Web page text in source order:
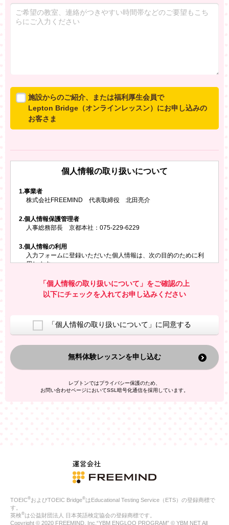
施設からのご紹介、または福利厚生会員で
Lepton Bridge（オンラインレッスン）にお申し込みの
お客さま
いいたします。
※ご兄弟姉妹など複数でお申し込みの場合、お一人ず
所属施設名・会員番号またはクーポンコード
所属施設名
会員番号またはクーポンコード
個人情報の取り扱いについて
1.事業者
株式会社FREEMIND 代表取締役 北田亮介
2.個人情報保護管理者
人事総務部長 京都本社：075-229-6229
3.個人情報の利用
入力フォームに登録いただいた個人情報は、次の目的のために利
用します。
お問い合わせにお答えするため
レプトンのキャンペーンや新商品（新サービス）、新規開講教
室等をご案内するため
換した上で、広告・宣伝・販売促進活動に役立てること
上記の利用目的のために第三者へ提供すること
なお、この利用目的を超えた個人情報の取扱いは行いません。ま
た、これ以外の目的で個人情報を利用することはありません。
人情報を、本人が特定されないデータに不可逆変換した上で第三
者広告配信事業者においてマッチングを行い、その結果に基づい
ご本人の同意がある場合
法令に基づく場合
人の生命、身体または財産の保護のために必要がある場合であ
公衆衛生の向上または児童の健全な育成の推進のために特に必
合
「個人情報の取り扱いについて」をご確認の上
以下にチェックを入れてお申し込みください
「個人情報の取り扱いについて」に同意する
無料体験レッスンを申し込む
レプトンではプライバシー保護のため、
お問い合わせページにおいてSSL暗号化通信を採用しています。
TOEIC®およびTOEIC Bridge®はEducational Testing Service（ETS）の登録商標で
す。
英検®は公益財団法人 日本英語検定協会の登録商標です。
Copyright © 2020 FREEMIND, Inc.“YBM ENGLOO PROGRAM” © YBM NET All